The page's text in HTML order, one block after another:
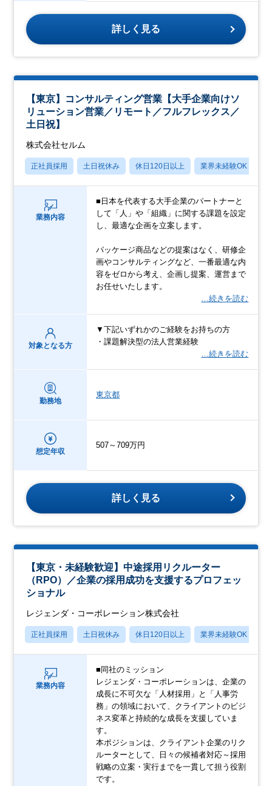
詳しく見る
【東京】コンサルティング営業【大手企業向けソ
リューション営業／リモート／フルフレックス／
土日祝】
株式会社セルム
正社員採用 土日祝休み 休日120日以上 業界未経験OK
業務内容
■日本を代表する大手企業のパートナーと
して「人」や「組織」に関する課題を設定
し、最適な企画を立案します。
パッケージ商品などの提案はなく、研修企
画やコンサルティングなど、一番最適な内
容をゼロから考え、企画し提案、運営まで
お任せいたします。
…続きを読む
対象となる方
▼下記いずれかのご経験をお持ちの方
・課題解決型の法人営業経験
…続きを読む
勤務地
東京都
想定年収
507～709万円
詳しく見る
【東京・未経験歓迎】中途採用リクルーター
（RPO）／企業の採用成功を支援するプロフェッ
ショナル
レジェンダ・コーポレーション株式会社
正社員採用 土日祝休み 休日120日以上 業界未経験OK
業務内容
■同社のミッション
レジェンダ・コーポレーションは、企業の
成長に不可欠な「人材採用」と「人事労
務」の領域において、クライアントのビジ
ネス変革と持続的な成長を支援していま
す。
本ポジションは、クライアント企業のリク
ルーターとして、日々の候補者対応～採用
戦略の立案・実行までを一貫して担う役割
です。